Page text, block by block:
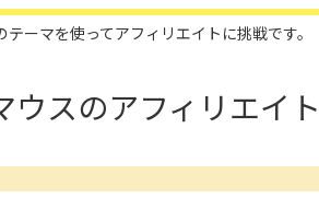
テーマを使ってアフィリエイトに挑戦です。
ウスのアフィリエイト